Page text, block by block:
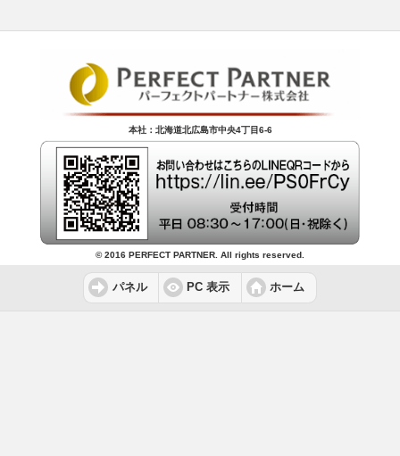
本社：北海道北広島市中央4丁目6-6
© 2016 PERFECT PARTNER. All rights reserved.
パネル PC 表示 ホーム